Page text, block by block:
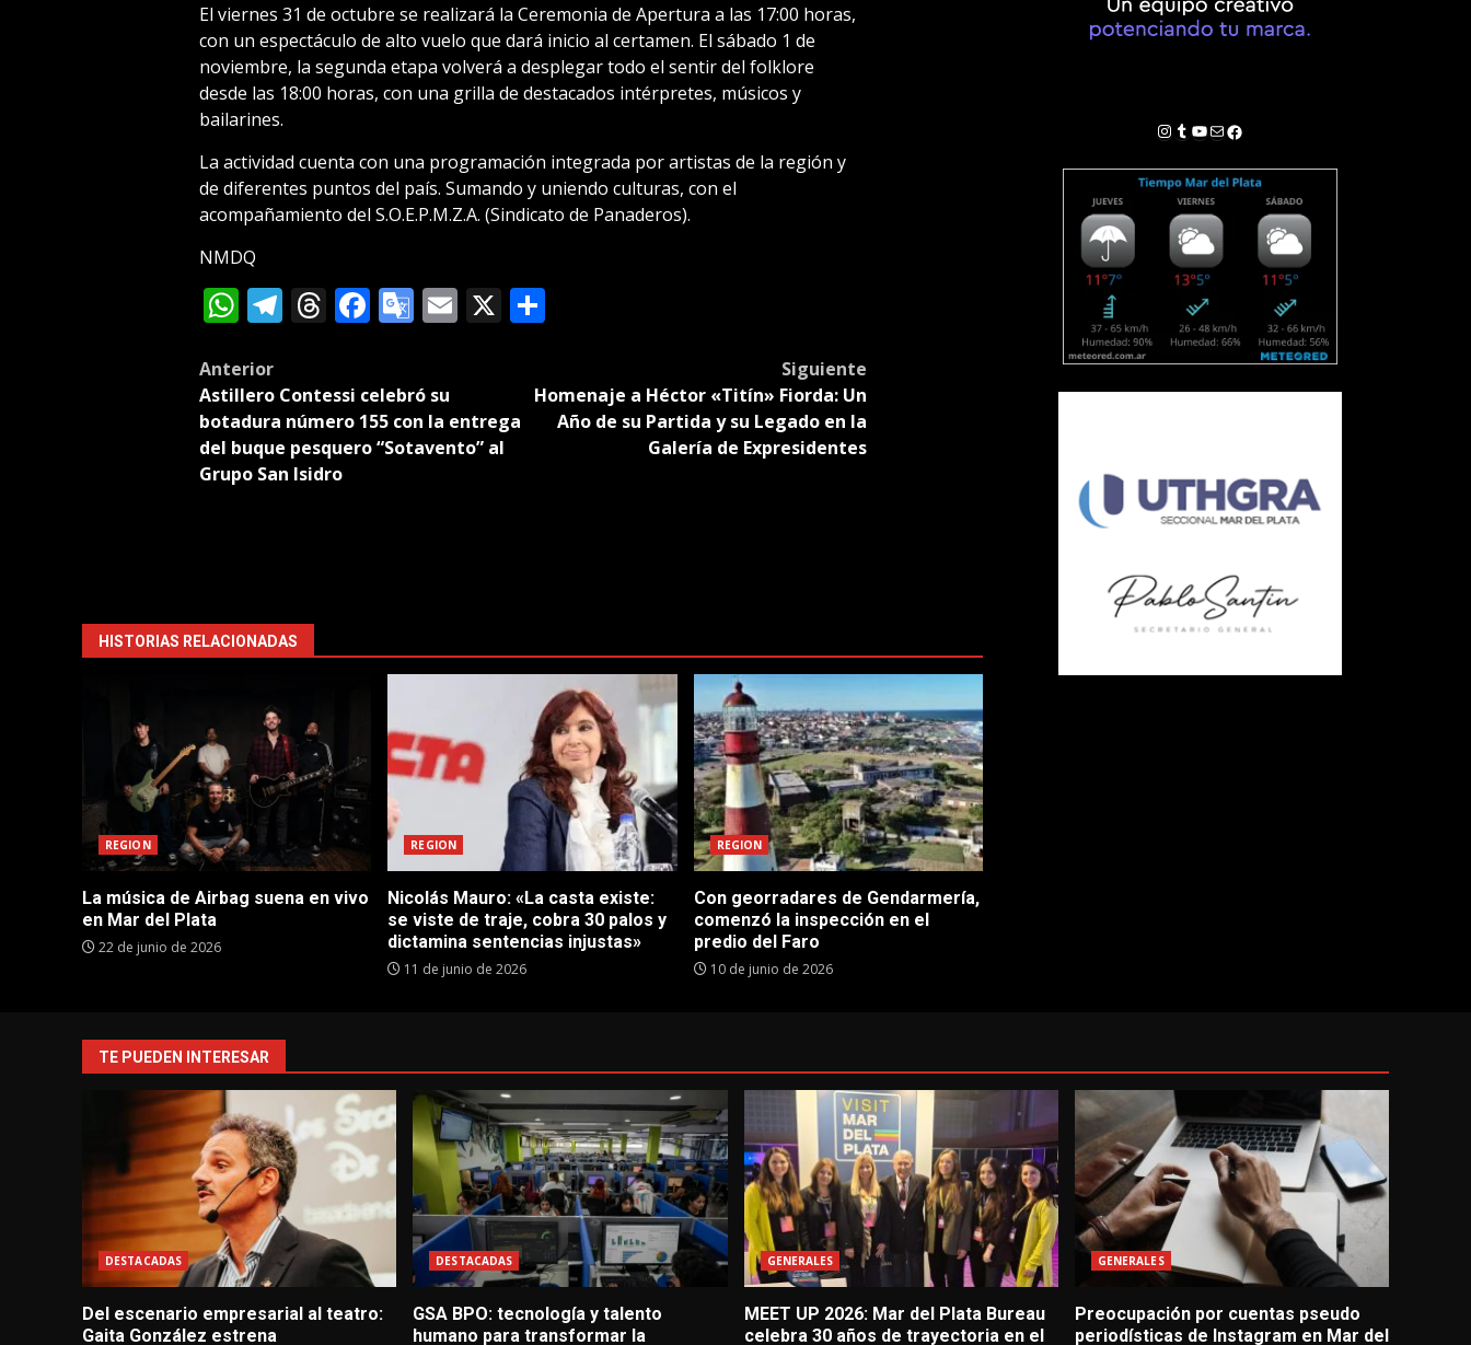
El viernes 31 de octubre se realizará la Ceremonia de Apertura a las 17:00 horas,
con un espectáculo de alto vuelo que dará inicio al certamen. El sábado 1 de
noviembre, la segunda etapa volverá a desplegar todo el sentir del folklore
desde las 18:00 horas, con una grilla de destacados intérpretes, músicos y
bailarines.
La actividad cuenta con una programación integrada por artistas de la región y
de diferentes puntos del país. Sumando y uniendo culturas, con el
acompañamiento del S.O.E.P.M.Z.A. (Sindicato de Panaderos).
NMDQ
WhatsApp
Telegram
Threads
Facebook
Google
Email
X Compartir
Post
navigation
Anterior
Astillero Contessi celebró su
botadura número 155 con la entrega
del buque pesquero “Sotavento” al
Grupo San Isidro
Siguiente
Homenaje a Héctor «Titín» Fiorda: Un
Año de su Partida y su Legado en la
Galería de Expresidentes
HISTORIAS RELACIONADAS
REGION
La música de Airbag suena en vivo
en Mar del Plata
22 de junio de 2026
REGION
Nicolás Mauro: «La casta existe:
se viste de traje, cobra 30 palos y
dictamina sentencias injustas»
11 de junio de 2026
REGION
Con georradares de Gendarmería,
comenzó la inspección en el
predio del Faro
10 de junio de 2026
Instagram
Tumblr
YouTube
Correo electrónico
Facebook
TE PUEDEN INTERESAR
DESTACADAS
Del escenario empresarial al teatro:
Gaita González estrena
DESTACADAS
GSA BPO: tecnología y talento
humano para transformar la
GENERALES
MEET UP 2026: Mar del Plata Bureau
celebra 30 años de trayectoria en el
GENERALES
Preocupación por cuentas pseudo
periodísticas de Instagram en Mar del